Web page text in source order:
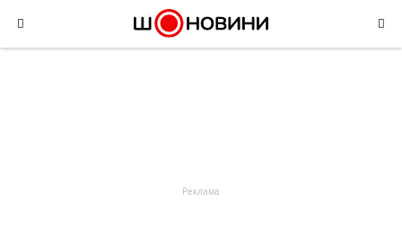
content